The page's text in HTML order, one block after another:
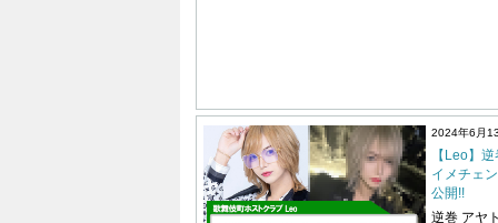
2024年6月
【Leo】
イメチェ
公開!!
逆巻 アヤ